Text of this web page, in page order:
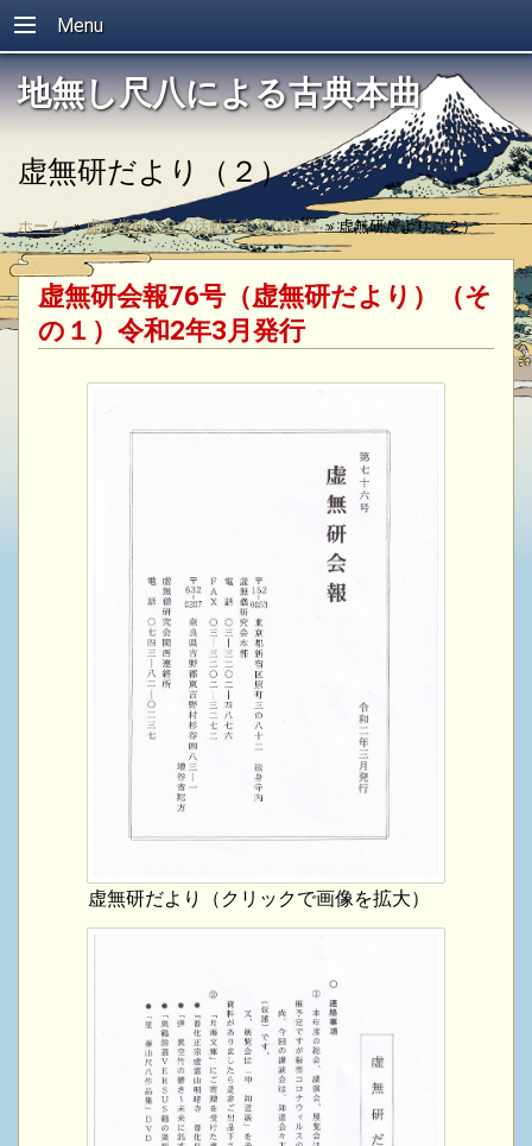
Menu
地無し尺八による古典本曲
虚無研だより（２）
ホーム » 虚無僧研究会の活動予定及び報告 » 虚無研だより（２）
虚無研会報76号（虚無研だより）（そ
の１）令和2年3月発行
虚無研だより（クリックで画像を拡大）